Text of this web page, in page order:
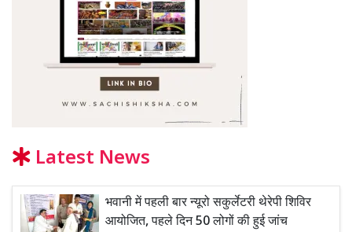
Latest News
भवानी में पहली बार न्यूरो सकुर्लेटरी थेरेपी शिविर
आयोजित, पहले दिन 50 लोगों की हुई जांच